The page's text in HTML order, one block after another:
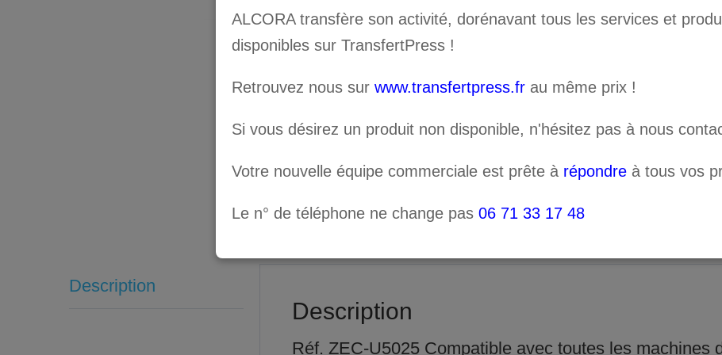
standard (angle 50°, Offset
quantité
Boite
5
de
Description
Description
Réf. ZEC-U5025 Compatible avec toutes les machines
ALCORA transfère son activité, dorénavant tous les services et
disponibles sur TransfertPress !
Retrouvez nous sur www.transfertpress.fr au même prix !
Si vous désirez un produit non disponible, n'hésitez pas à nous
Votre nouvelle équipe commerciale est prête à répondre à tous vos
Le n° de téléphone ne change pas 06 71 33 17 48